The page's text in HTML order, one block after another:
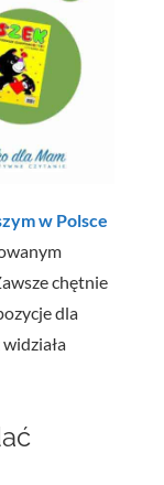
w Polsce
chętnie
dla